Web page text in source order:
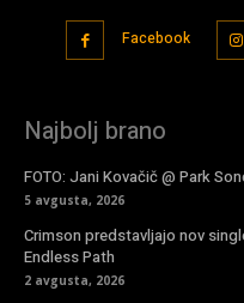
Facebook
Najbolj brano
FOTO: Jani Kovačič @ Park
5 avgusta, 2026
Crimson predstavljajo nov
Endless Path
2 avgusta, 2026